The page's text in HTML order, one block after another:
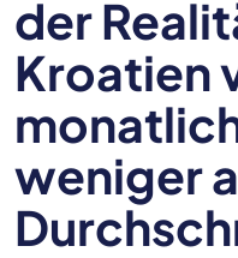
der
Kroatien
weniger